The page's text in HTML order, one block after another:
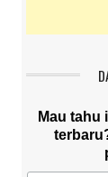
Mau tahu